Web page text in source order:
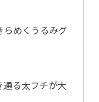
らめくうるみグ
通る太フチが大